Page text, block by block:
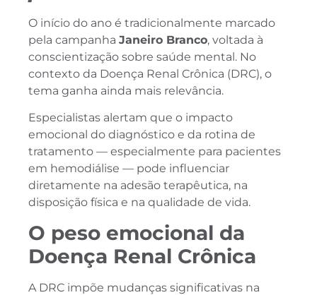
O início do ano é tradicionalmente marcado
pela campanha Janeiro Branco, voltada à
conscientização sobre saúde mental. No
contexto da Doença Renal Crônica (DRC), o
tema ganha ainda mais relevância.
Especialistas alertam que o impacto
emocional do diagnóstico e da rotina de
tratamento — especialmente para pacientes
em hemodiálise — pode influenciar
diretamente na adesão terapêutica, na
disposição física e na qualidade de vida.
O peso emocional da
Doença Renal Crônica
A DRC impõe mudanças significativas na